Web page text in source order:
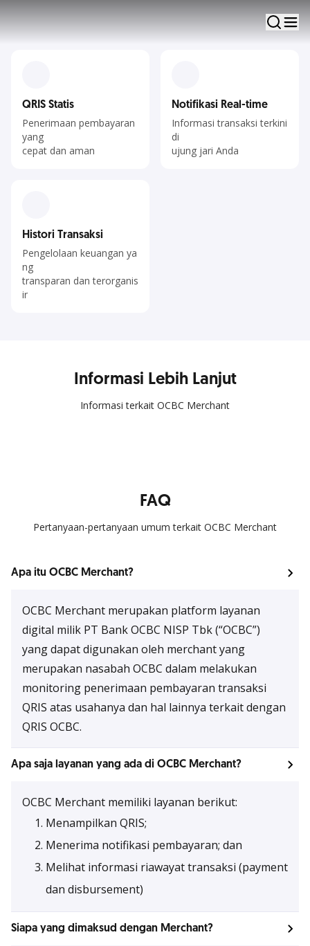
Satu Platform
QRIS Statis
Penerimaan pembayaran
yang
cepat dan aman
Notifikasi Real-time
Informasi transaksi terkini
di
ujung jari Anda
Histori Transaksi
Pengelolaan keuangan ya
ng
transparan dan terorganis
ir
Informasi Lebih Lanjut
Informasi terkait OCBC Merchant
FAQ
Pertanyaan-pertanyaan umum terkait OCBC Merchant
Apa itu OCBC Merchant?
OCBC Merchant merupakan platform layanan
digital milik PT Bank OCBC NISP Tbk (“OCBC”)
yang dapat digunakan oleh merchant yang
merupakan nasabah OCBC dalam melakukan
monitoring penerimaan pembayaran transaksi
QRIS atas usahanya dan hal lainnya terkait dengan
QRIS OCBC.
Apa saja layanan yang ada di OCBC Merchant?
OCBC Merchant memiliki layanan berikut:
Menampilkan QRIS;
Menerima notifikasi pembayaran; dan
Melihat informasi riawayat transaksi (payment
dan disbursement)
Siapa yang dimaksud dengan Merchant?